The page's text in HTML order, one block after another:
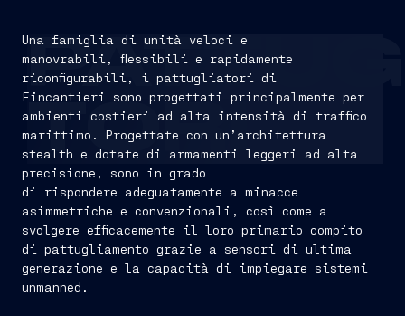
TORI
Una famiglia di unità veloci e
manovrabili, flessibili e rapidamente
riconfigurabili, i pattugliatori di
Fincantieri sono progettati principalmente per
ambienti costieri ad alta intensità di traffico
marittimo. Progettate con un’architettura
stealth e dotate di armamenti leggeri ad alta
precisione, sono in grado
di rispondere adeguatamente a minacce
asimmetriche e convenzionali, così come a
svolgere efficacemente il loro primario compito
di pattugliamento grazie a sensori di ultima
generazione e la capacità di impiegare sistemi
unmanned.